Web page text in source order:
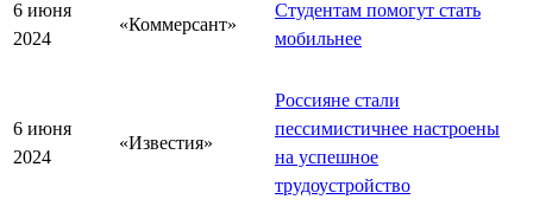
6 июня
2024
«Коммерсант»
Студентам помогут стать
мобильнее
6 июня
2024
«Известия»
Россияне стали
пессимистичнее настроены
на успешное
трудоустройство